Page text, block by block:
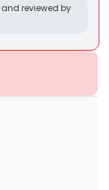
reviewed by